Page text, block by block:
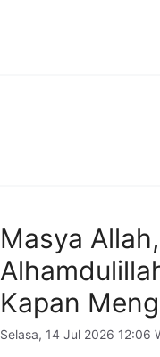
Masya
Kapan
Selasa, 14 Jul 2026 12:06